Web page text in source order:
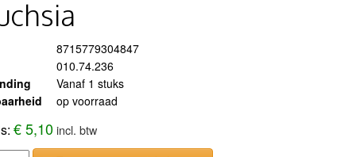
8715779304847
010.74.236
Vanaf 1 stuks
op voorraad
€ 5,10 incl. btw